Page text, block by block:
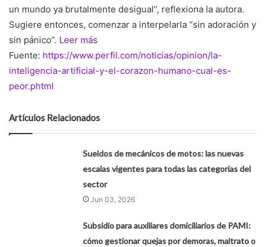
un mundo ya brutalmente desigual”, reflexiona la autora.
Sugiere entonces, comenzar a interpelarla “sin adoración y
sin pánico”. Leer más
Fuente: https://www.perfil.com/noticias/opinion/la-
inteligencia-artificial-y-el-corazon-humano-cual-es-
peor.phtml
Artículos Relacionados
Sueldos de mecánicos de motos: las nuevas
escalas vigentes para todas las categorías del
sector
Jun 03, 2026
Subsidio para auxiliares domiciliarios de PAMI:
cómo gestionar quejas por demoras, maltrato o